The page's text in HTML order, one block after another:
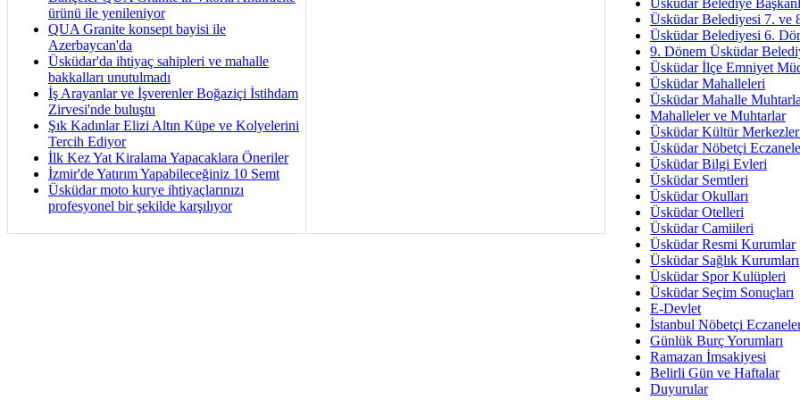
ürünü ile yenileniyor
QUA Granite konsept bayisi ile
Azerbaycan'da
Üsküdar'da ihtiyaç sahipleri ve mahalle
bakkalları unutulmadı
İş Arayanlar ve İşverenler Boğaziçi İstihdam
Zirvesi'nde buluştu
Şık Kadınlar Elizi Altın Küpe ve Kolyelerini
Tercih Ediyor
İlk Kez Yat Kiralama Yapacaklara Öneriler
İzmir'de Yatırım Yapabileceğiniz 10 Semt
Üsküdar moto kurye ihtiyaçlarınızı
profesyonel bir şekilde karşılıyor
İmar Sorunlarının Genel
Arakan
Bayramın
Ruhsal
Üsküdar
Üsküdar Belediye
Üsküdar Belediyesi 7. ve
Üsküdar Belediyesi 6.
9. Dönem Üsküdar
Üsküdar İlçe Emniyet
Üsküdar Mahalleleri
Üsküdar Mahalle
Mahalleler ve Muhtarlar
Üsküdar Kültür
Üsküdar Nöbetçi
Üsküdar Bilgi Evleri
Üsküdar Semtleri
Üsküdar Okulları
Üsküdar Otelleri
Üsküdar Camiileri
Üsküdar Resmi Kurumlar
Üsküdar Sağlık Kurumları
Üsküdar Spor Kulüpleri
Üsküdar Seçim Sonuçları
E-Devlet
İstanbul Nöbetçi
Günlük Burç Yorumları
Ramazan İmsakiyesi
Belirli Gün ve Haftalar
Duyurular